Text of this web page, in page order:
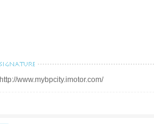
http://www.mybpcity.imotor.com/